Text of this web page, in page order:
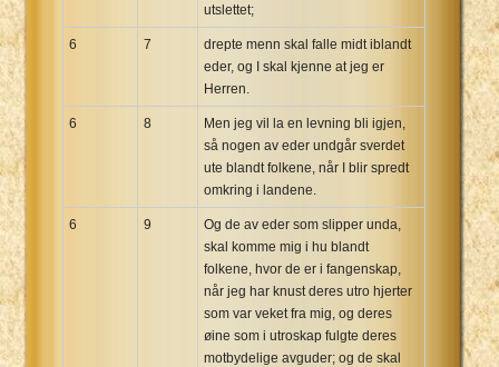
utslettet;
6 7
drepte menn skal falle midt iblandt
eder, og I skal kjenne at jeg er
Herren.
6 8
Men jeg vil la en levning bli igjen,
så nogen av eder undgår sverdet
ute blandt folkene, når I blir spredt
omkring i landene.
6 9
Og de av eder som slipper unda,
skal komme mig i hu blandt
folkene, hvor de er i fangenskap,
når jeg har knust deres utro hjerter
som var veket fra mig, og deres
øine som i utroskap fulgte deres
motbydelige avguder; og de skal